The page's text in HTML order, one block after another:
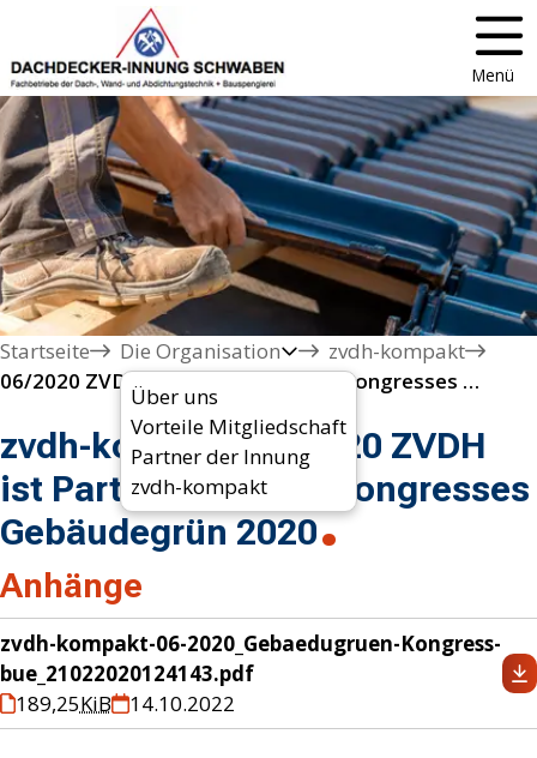
Menü
Startseite
Die Organisation
Über uns
Vorteile Mitgliedschaft
Partner der Innung
zvdh-kompakt
zvdh-kompakt
06/2020 ZVDH ist Partner des Weltkongresses Gebäudegrün 2020
zvdh-kompakt 06/2020 ZVDH
ist Partner des Weltkongresses
Gebäudegrün 2020
Anhänge
zvdh-kompakt-06-2020_Gebaedugruen-Kongress-
bue_21022020124143.pdf
189,25KiB 14.10.2022